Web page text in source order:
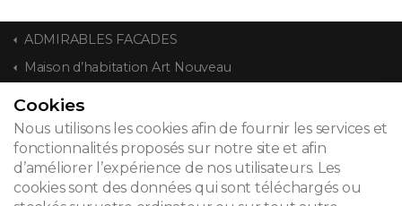
ADMIRABLES FACADES
Maison d’habitation Art Nouveau
CONTACT
© 2026
Cookies
Nous utilisons les cookies afin de fournir les services et
fonctionnalités proposés sur notre site et afin
d’améliorer l’expérience de nos utilisateurs. Les
cookies sont des données qui sont téléchargés ou